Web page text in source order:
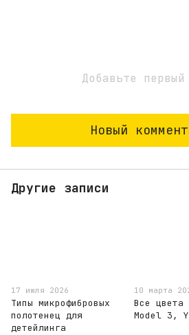
Добавьте первый
Новый
Другие записи
17 июля 2026
Типы микрофибровых
полотенец для
детейлинга
10 марта
Все цвета
Model 3,